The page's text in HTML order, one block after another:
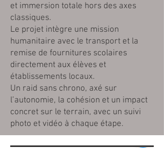
et immersion totale hors des axes
classiques.
Le projet intègre une mission
humanitaire avec le transport et la
remise de fournitures scolaires
directement aux élèves et
établissements locaux.
Un raid sans chrono, axé sur
l’autonomie, la cohésion et un impact
concret sur le terrain, avec un suivi
photo et vidéo à chaque étape.